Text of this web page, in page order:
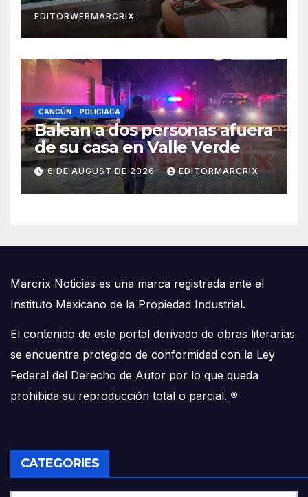
EDITORWEBMARCRIX
CANCÚN POLICIACA
Balean a dos personas afuera
de su casa en Valle Verde
6 DE AUGUST DE 2026 EDITORMARCRIX
Marcrix Noticias es una marca registrada ante el
Instituto Mexicano de la Propiedad Industrial.
El contenido de este portal derivado de obras literarias
se encuentra protegido de conformidad con la Ley
Federal del Derecho de Autor por lo que queda
prohibida su reproducción total o parcial. ®
CATEGORIES